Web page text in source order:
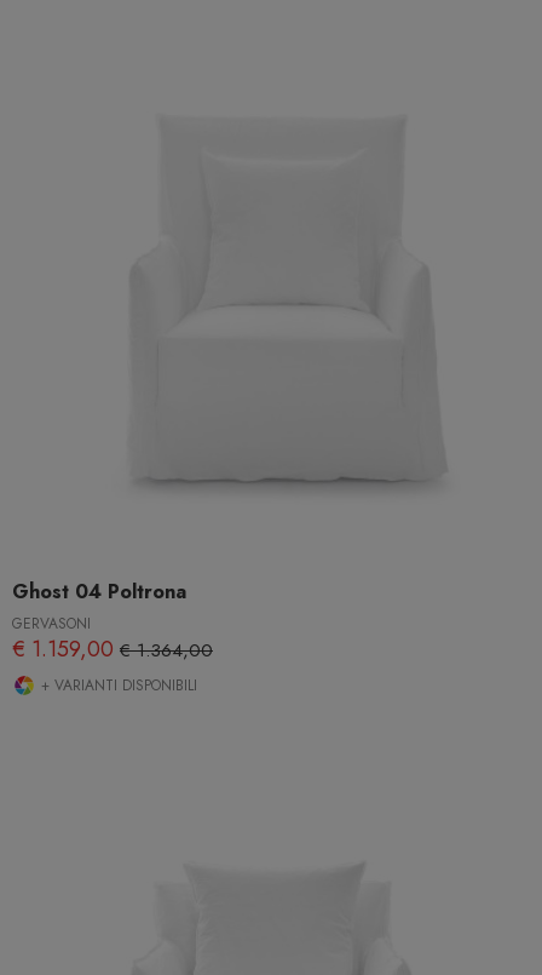
Ghost 04 Poltrona
GERVASONI
€ 1.159,00 € 1.364,00
+ VARIANTI DISPONIBILI